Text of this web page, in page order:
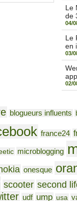
Le
de
04/
Le
en
03/
02/
blogueurs influents
france24
microblogging
onesque
scooter second
udf ump usa